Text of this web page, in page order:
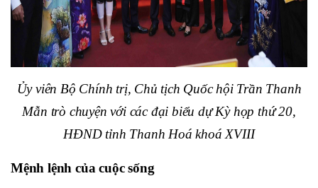
Ủy viên Bộ Chính trị, Chủ tịch Quốc hội Trần Thanh
Mẫn trò chuyện với các đại biểu dự Kỳ họp thứ 20,
HĐND tỉnh Thanh Hoá khoá XVIII
Mệnh lệnh của cuộc sống